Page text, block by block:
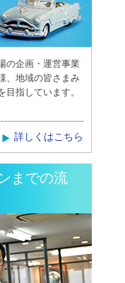
の企画・運営事業
、地域の皆さまみ
指しています。
詳しくはこちら
までの流